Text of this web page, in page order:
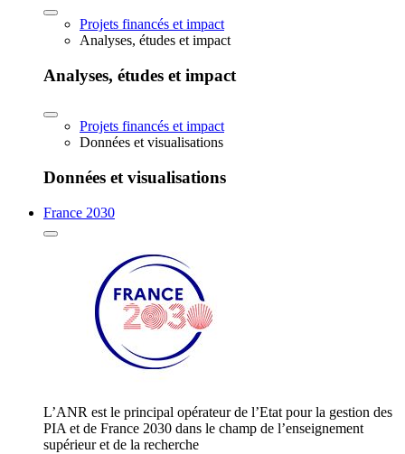
Projets financés et impact
Analyses, études et impact
Analyses, études et impact
Projets financés et impact
Données et visualisations
Données et visualisations
France 2030
L’ANR est le principal opérateur de l’Etat pour la gestion des
PIA et de France 2030 dans le champ de l’enseignement
supérieur et de la recherche